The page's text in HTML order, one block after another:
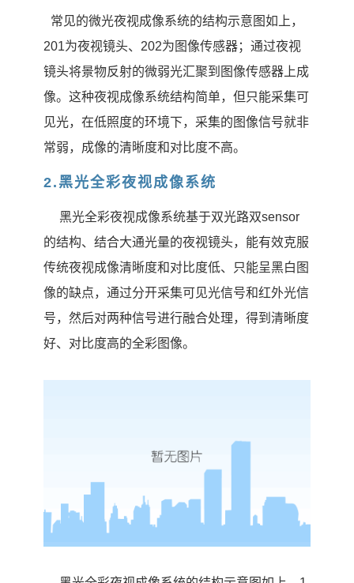
常见的微光夜视成像系统的结构示意图如上，
201为夜视镜头、202为图像传感器；通过夜视
镜头将景物反射的微弱光汇聚到图像传感器上成
像。这种夜视成像系统结构简单，但只能采集可
见光，在低照度的环境下，采集的图像信号就非
常弱，成像的清晰度和对比度不高。
2.黑光全彩夜视成像系统
黑光全彩夜视成像系统基于双光路双sensor
的结构、结合大通光量的夜视镜头，能有效克服
传统夜视成像清晰度和对比度低、只能呈黑白图
像的缺点，通过分开采集可见光信号和红外光信
号，然后对两种信号进行融合处理，得到清晰度
好、对比度高的全彩图像。